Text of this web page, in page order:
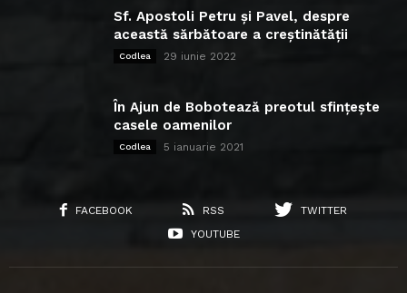
Sf. Apostoli Petru și Pavel, despre
această sărbătoare a creștinătății
Codlea 29 iunie 2022
În Ajun de Bobotează preotul sfințește
casele oamenilor
Codlea 5 ianuarie 2021
FACEBOOK RSS
TWITTER
YOUTUBE